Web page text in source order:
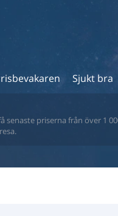
Sjukt bra
priserna från över 1